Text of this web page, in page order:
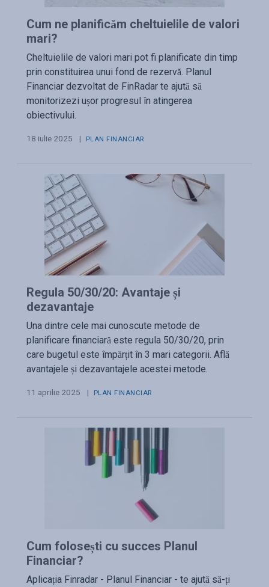
Cum ne planificăm cheltuielile de valori
mari?
Cheltuielile de valori mari pot fi planificate din timp
prin constituirea unui fond de rezervă. Planul
Financiar dezvoltat de FinRadar te ajută să
monitorizezi ușor progresul în atingerea
obiectivului.
18 iulie 2025 | PLAN FINANCIAR
Regula 50/30/20: Avantaje și
dezavantaje
Una dintre cele mai cunoscute metode de
planificare financiară este regula 50/30/20, prin
care bugetul este împărțit în 3 mari categorii. Află
avantajele și dezavantajele acestei metode.
11 aprilie 2025 | PLAN FINANCIAR
Cum folosești cu succes Planul
Financiar?
Aplicația Finradar - Planul Financiar - te ajută să-ți